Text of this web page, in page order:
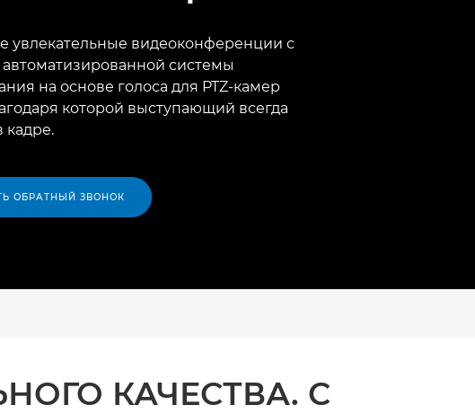
увлекательные видеоконференции с
системы
на основе голоса для PTZ-камер
которой выступающий всегда
кадре.
ОБРАТНЫЙ ЗВОНОК
КАЧЕСТВА. С